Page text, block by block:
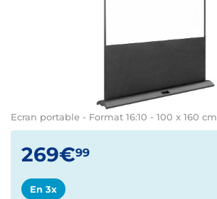
Ecran portable - Format 16:10 - 100 x 160 cm
269€99
En 3x